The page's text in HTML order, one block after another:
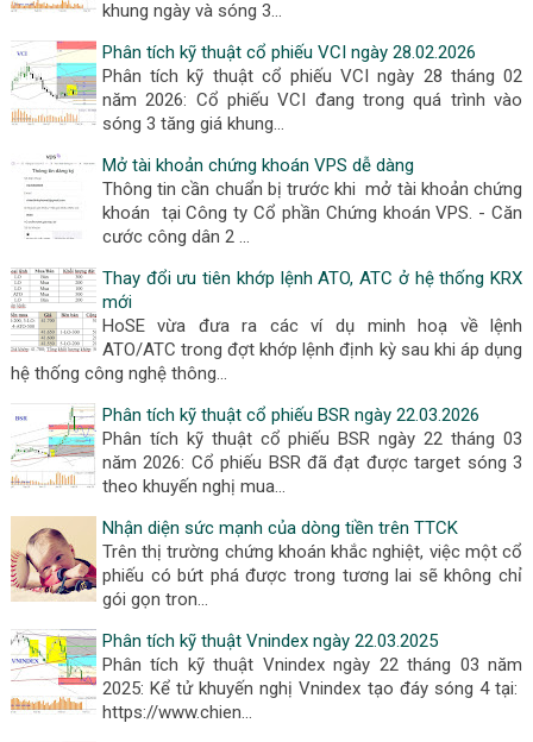
khung ngày và sóng 3…
Phân tích kỹ thuật cổ phiếu VCI ngày 28.02.2026
Phân tích kỹ thuật cổ phiếu VCI ngày 28 tháng 02
năm 2026: Cổ phiếu VCI đang trong quá trình vào
sóng 3 tăng giá khung…
Mở tài khoản chứng khoán VPS dễ dàng
Thông tin cần chuẩn bị trước khi mở tài khoản chứng
khoán tại Công ty Cổ phần Chứng khoán VPS. - Căn
cước công dân 2 …
Thay đổi ưu tiên khớp lệnh ATO, ATC ở hệ thống KRX
mới
HoSE vừa đưa ra các ví dụ minh hoạ về lệnh
ATO/ATC trong đợt khớp lệnh định kỳ sau khi áp dụng
hệ thống công nghệ thông…
Phân tích kỹ thuật cổ phiếu BSR ngày 22.03.2026
Phân tích kỹ thuật cổ phiếu BSR ngày 22 tháng 03
năm 2026: Cổ phiếu BSR đã đạt được target sóng 3
theo khuyến nghị mua…
Nhận diện sức mạnh của dòng tiền trên TTCK
Trên thị trường chứng khoán khắc nghiệt, việc một cổ
phiếu có bứt phá được trong tương lai sẽ không chỉ
gói gọn tron…
Phân tích kỹ thuật Vnindex ngày 22.03.2025
Phân tích kỹ thuật Vnindex ngày 22 tháng 03 năm
2025: Kể tử khuyến nghị Vnindex tạo đáy sóng 4 tại:
https://www.chien…